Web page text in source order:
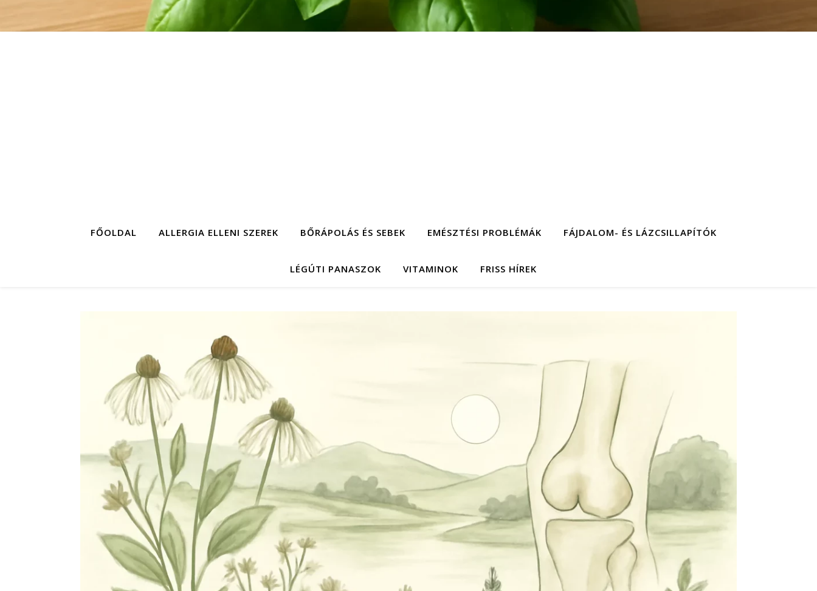
FŐOLDAL ALLERGIA ELLENI SZEREK BŐRÁPOLÁS ÉS SEBEK EMÉSZTÉSI PROBLÉMÁK FÁJDALOM- ÉS LÁZCSILLAPÍTÓK
LÉGÚTI PANASZOK VITAMINOK FRISS HÍREK